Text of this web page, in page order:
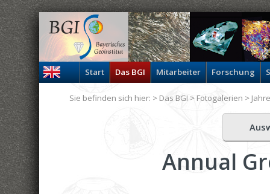
Start Das BGI Mitarbeiter Forschung
Annual
Sie befinden sich hier: > Das BGI > Fotogalerien >